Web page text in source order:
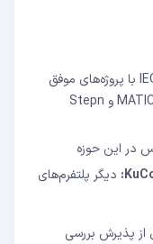
پیشرو بازار IEO با پروژه‌های موفق
مانند MATIC، Axie Infinity Token (AXS) و Stepn
در این حوزه
دیگر پلتفرم‌های
از پذیرش بررسی